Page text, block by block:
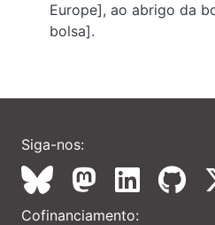
Europe], ao abrigo da
bolsa].
Siga-nos:
Cofinanciamento: